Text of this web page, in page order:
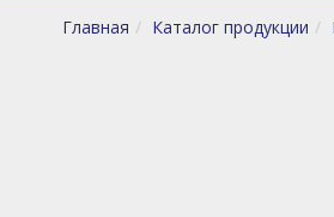
Главная Каталог продукции